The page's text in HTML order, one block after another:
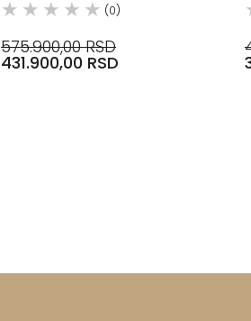
(0)
575.900,00 RSD
431.900,00 RSD